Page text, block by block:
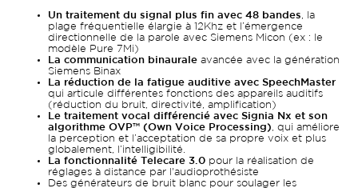
Un traitement du signal plus fin avec 48 bandes , la
plage fréquentielle élargie à 12Khz et l’émergence
directionnelle de la parole avec Siemens Micon (ex : le
modèle Pure 7Mi)
La communication binaurale avancée avec la génération
Siemens Binax
La réduction de la fatigue auditive avec SpeechMaster
qui articule différentes fonctions des appareils auditifs
(réduction du bruit, directivité, amplification)
Le traitement vocal différencié avec Signia Nx et son
algorithme OVP™ (Own Voice Processing) , qui améliore
la perception et l’acceptation de sa propre voix et plus
globalement, l’intelligibilité.
La fonctionnalité Telecare 3.0 pour la réalisation de
réglages à distance par l'audioprothésiste
Des générateurs de bruit blanc pour soulager les